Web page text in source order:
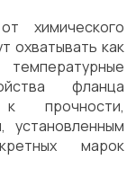
химического
охватывать как
фланца
к прочности,
установленным
марок